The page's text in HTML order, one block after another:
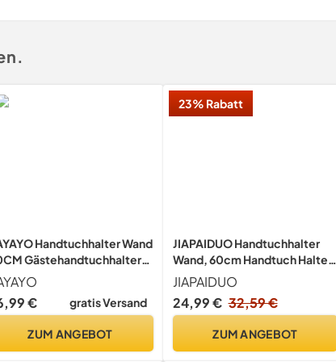
Handtuchhalter Wand
Gästehandtuchhalter
Wandmontage
Handtuchstange
für
und Küche
€
gratis Versand
ZUM ANGEBOT
23% Rabatt
JIAPAIDUO Handtuchhalter
Wand, 60cm Handtuch Halter,
Handtuchhalter Mit Bohren,
Handtuchhalter
Wandmontage, Edelstahl
Handtuchstange, Handtuch
Halterung für Badezimmer,
Schlafzimmer, Küche
JIAPAIDUO
24,99 € 32,59 €
ZUM ANGEBOT